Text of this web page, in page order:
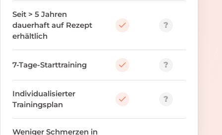
Seit > 5 Jahren
dauerhaft auf Rezept
erhältlich
?
7-Tage-Starttraining ?
Individualisierter
Trainingsplan
?
Weniger Schmerzen in